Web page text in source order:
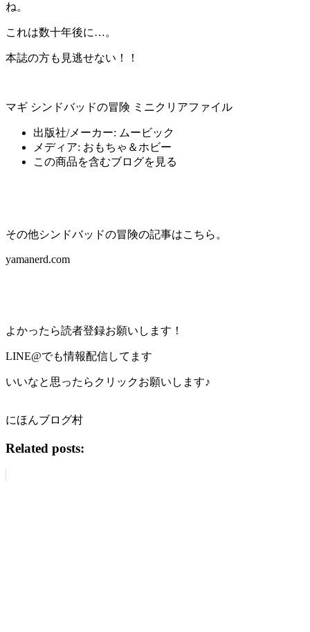
ね。
これは数十年後に…。
本誌の方も見逃せない！！
マギ シンドバッドの冒険 ミニクリアファイル
出版社/メーカー: ムービック
メディア: おもちゃ＆ホビー
この商品を含むブログを見る
その他シンドバッドの冒険の記事はこちら。
yamanerd.com
よかったら読者登録お願いします！
LINE@でも情報配信してます
いいなと思ったらクリックお願いします♪
にほんブログ村
Related posts: